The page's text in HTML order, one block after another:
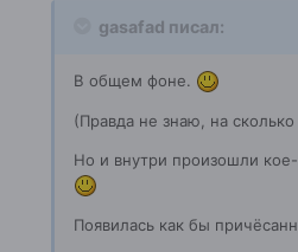
gasafad писал:
В общем фоне.
(Правда не знаю, на сколько
Но и внутри произошли
Появилась как бы